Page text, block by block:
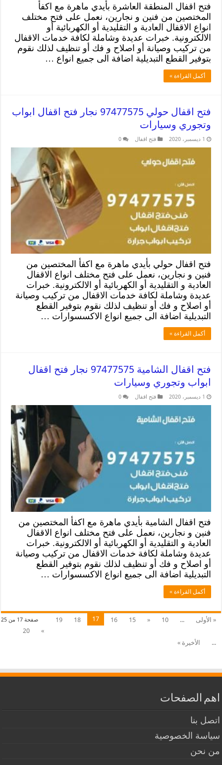
فتح اقفال المنطقة العاشرة بأيدي ماهرة مع اكفأ
المختصين من فنين و نجارين، نعمل على فتح مختلف
انواع الاقفال العادية و التقليدية أو الكهربائية أو
الالكترونية. خبرات عديدة وشاملة لكافة خدمات الاقفال
من تركيب وصيانة أو اصلاح و فك أو تنظيف لذلك نقوم
بتوفير القطع التبديلية اضافة الى جميع انواع …
أكمل القراءة »
فتح اقفال حولي 97477575 نجار فتح اقفال ابواب
وتجوري وسيارات
1 ديسمبر، 2020 فتح اقفال 0
فتح اقفال حولي بأيدي ماهرة مع اكفأ المختصين من
فنين و نجارين، نعمل على فتح مختلف انواع الاقفال
العادية و التقليدية أو الكهربائية أو الالكترونية. خبرات
عديدة وشاملة لكافة خدمات الاقفال من تركيب وصيانة
أو اصلاح و فك أو تنظيف لذلك نقوم بتوفير القطع
التبديلية اضافة الى جميع انواع الاكسسوارات …
أكمل القراءة »
فتح اقفال الشامية 97477575 نجار فتح اقفال
ابواب وتجوري وسيارات
1 ديسمبر، 2020 فتح اقفال 0
فتح اقفال الشامية بأيدي ماهرة مع اكفأ المختصين من
فنين و نجارين، نعمل على فتح مختلف انواع الاقفال
العادية و التقليدية أو الكهربائية أو الالكترونية. خبرات
عديدة وشاملة لكافة خدمات الاقفال من تركيب وصيانة
أو اصلاح و فك أو تنظيف لذلك نقوم بتوفير القطع
التبديلية اضافة الى جميع انواع الاكسسوارات …
أكمل القراءة »
صفحة 17 من 25 « الأولى ...
10
«
15
16
17
18
19
»
20
...
الأخيرة »
اهم الصفحات
اتصل بنا
سياسة الخصوصية
من نحن